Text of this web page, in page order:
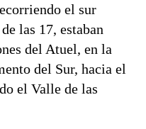
el sur
las 17, estaban
del Atuel, en la
del Sur, hacia el
el Valle de las